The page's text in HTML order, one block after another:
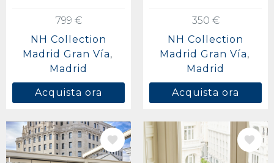
799 €
NH Collection
Madrid Gran Vía
Madrid
Acquista ora
350 €
NH Collection
Madrid Gran Vía
Madrid
Acquista ora
IMMAGINE IMMAGINE